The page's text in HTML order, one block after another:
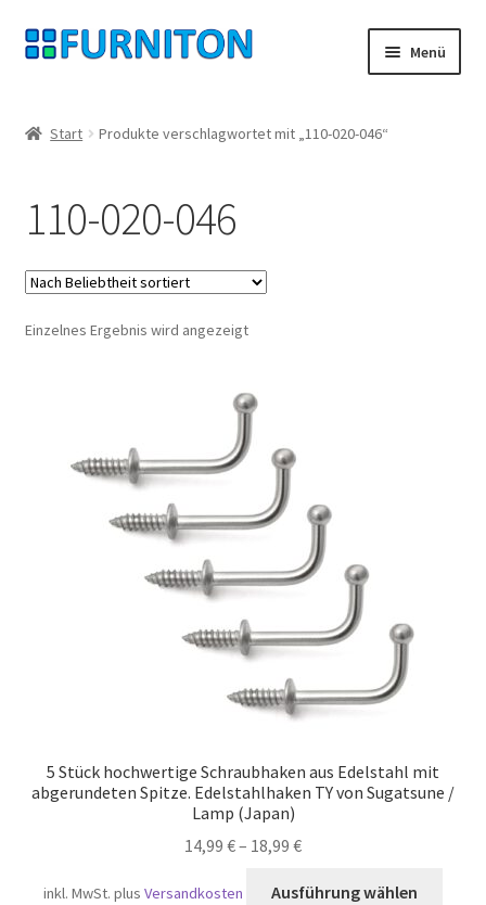
Zur
Navigation
Zum
Inhalt
Menü
Datenschutz
Widerrufsrecht
Kontakt
Start Produkte verschlagwortet mit „110-020-046“
110-020-046
Einzelnes Ergebnis wird angezeigt
5 Stück hochwertige Schraubhaken aus Edelstahl mit
abgerundeten Spitze. Edelstahlhaken TY von Sugatsune /
Lamp (Japan)
14,99 €– 18,99 €
inkl. MwSt. plusVersandkosten Ausführung wählen